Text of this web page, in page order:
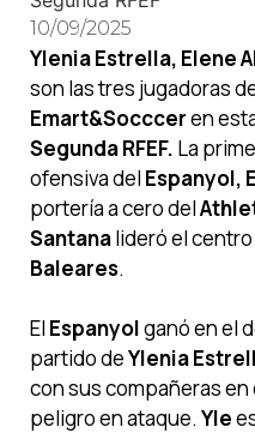
10/09/2025
Ylenia Estrella, Elene
son las tres jugadoras
Emart&Soccceren
Segunda RFEF. La
ofensiva del Espanyol,
portería a cero del
Santanalideró el
Baleares.
El Espanyolganó en el
partido deYlenia
con sus compañeras
peligro en ataque. Yle